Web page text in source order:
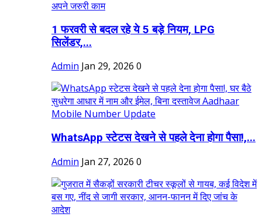
1 फरवरी से बदल रहे ये 5 बड़े नियम, LPG
सिलेंडर,...
Admin Jan 29, 2026 0
WhatsApp स्टेटस देखने से पहले देना होगा पैसा!,...
Admin Jan 27, 2026 0